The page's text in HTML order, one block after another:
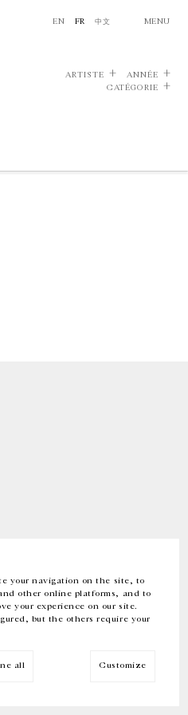
your navigation on the site, to
other online platforms, and to
your experience on our site.
but the others require your
all Customize
EN FR 中文 MENU
ARTISTE
ANNÉE
CATÉGORIE